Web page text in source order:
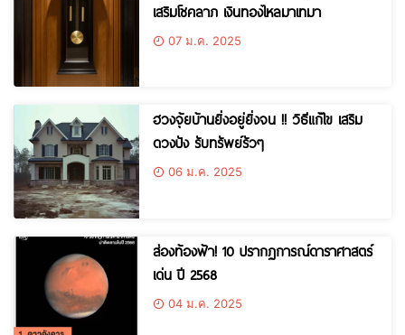
เสริมโชคลาภ เงินทองไหลมาเทมา
07 ม.ค. 2025
ฮวงจุ้ยบ้านยิ่งอยู่ยิ่งจน !! วิธีแก้ไข เสริม
ดวงปัง รับทรัพย์รัวๆ
06 ม.ค. 2025
ส่องท้องฟ้า! 10 ปรากฏการณ์ดาราศาสตร์
เด่น ปี 2568
04 ม.ค. 2025